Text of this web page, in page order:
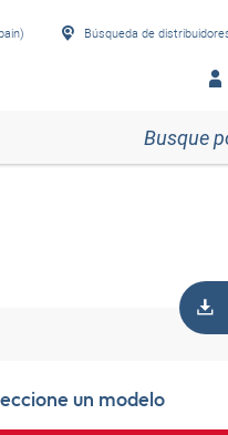
Búsqueda de
un modelo